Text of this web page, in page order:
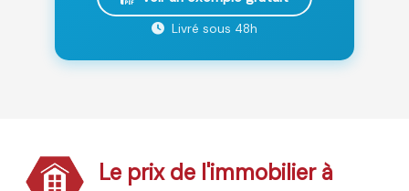
Livré sous 48h
Le prix de l'immobilier à